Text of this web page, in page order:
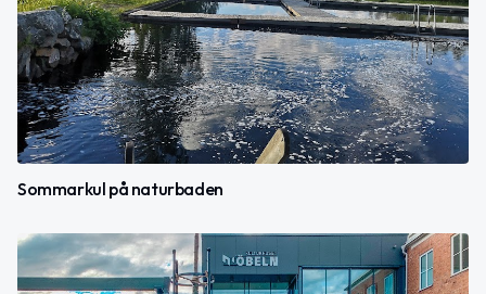
Sommarkul på naturbaden